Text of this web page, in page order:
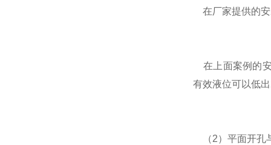
在厂家提供的安
在上面案例的安
有效液位可以低
（2）平面开孔